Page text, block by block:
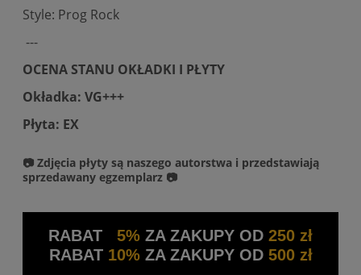
Style: Prog Rock
---
OCENA STANU OKŁADKI I PŁYTY
Okładka: VG+++
Płyta: EX
📷 Zdjęcia płyty są naszego autorstwa i przedstawiają
sprzedawany egzemplarz 📷
RABAT 5% ZA ZAKUPY OD 250 zł
RABAT 10%ZA ZAKUPY OD 500 zł